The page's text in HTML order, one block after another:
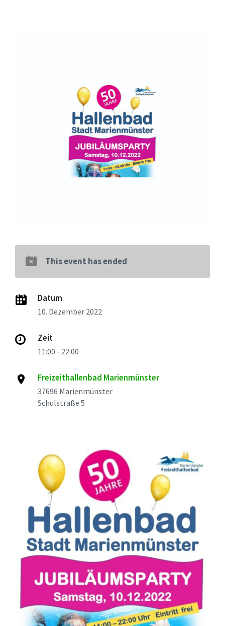
This event has ended
Datum
10. Dezember 2022
Zeit
11:00 - 22:00
Freizeithallenbad Marienmünster
37696 Marienmünster
Schulstraße 5